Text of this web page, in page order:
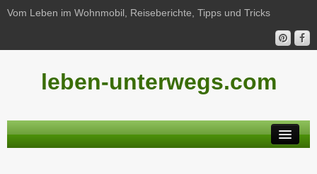
Vom Leben im Wohnmobil, Reiseberichte, Tipps und Tricks
leben-unterwegs.com